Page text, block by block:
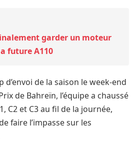
garder un moteur
future A110
d’envoi de la saison le week-end
de Bahreïn, l’équipe a chaussé
C2 et C3 au fil de la journée,
faire l’impasse sur les